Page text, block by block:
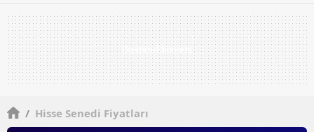
/ Hisse Senedi Fiyatları